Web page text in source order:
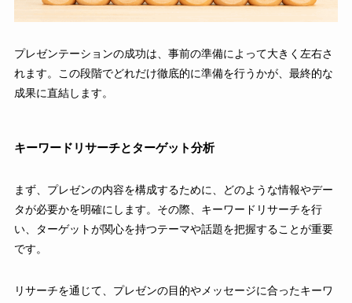
プレゼンテーションの成功は、事前の準備によって大きく左右さ
れます。この段階でどれだけ徹底的に準備を行うかが、最終的な
成果に直結します。
キーワードリサーチとターゲット分析
まず、プレゼンの内容を構成するために、どのような情報やデー
タが必要かを明確にします。その際、キーワードリサーチを行
い、ターゲットが関心を持つテーマや話題を把握することが重要
です。
リサーチを通じて、プレゼンの目的やメッセージに合ったキーワ